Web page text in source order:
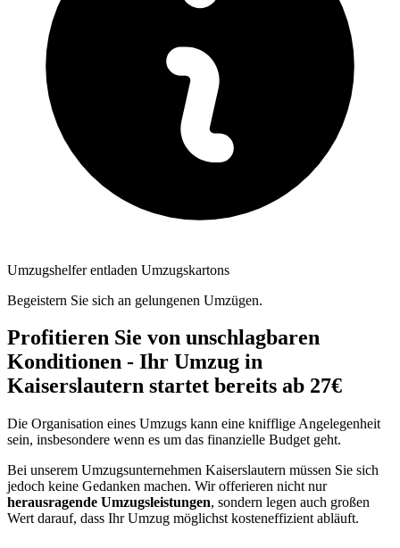
Umzugshelfer entladen Umzugskartons
Begeistern Sie sich an gelungenen Umzügen.
Profitieren Sie von unschlagbaren
Konditionen - Ihr Umzug in
Kaiserslautern startet bereits ab 27€
Die Organisation eines Umzugs kann eine knifflige Angelegenheit
sein, insbesondere wenn es um das finanzielle Budget geht.
Bei unserem Umzugsunternehmen Kaiserslautern müssen Sie sich
jedoch keine Gedanken machen. Wir offerieren nicht nur
herausragende Umzugsleistungen, sondern legen auch großen
Wert darauf, dass Ihr Umzug möglichst kosteneffizient abläuft.